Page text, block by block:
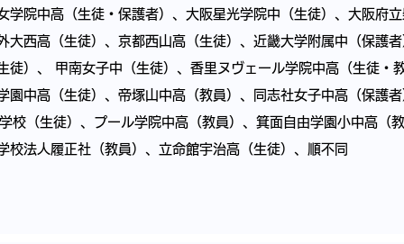
学院中高（生徒・保護者）、大阪星光学院中（生徒）、大阪府立
大西高（生徒）、京都西山高（生徒）、近畿大学附属中（保護
徒）、 甲南女子中（生徒）、香里ヌヴェール学院中高（生徒・
園中高（生徒）、帝塚山中高（教員）、同志社女子中高（保護
校（生徒）、プール学院中高（教員）、箕面自由学園小中高（
校法人履正社（教員）、立命館宇治高（生徒）、順不同